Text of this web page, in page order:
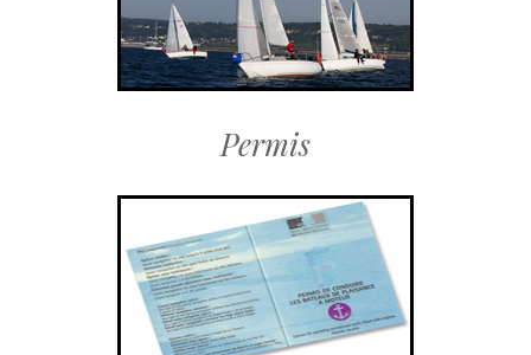
Permis